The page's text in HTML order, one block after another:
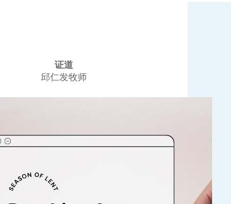
证道
邱仁发牧师